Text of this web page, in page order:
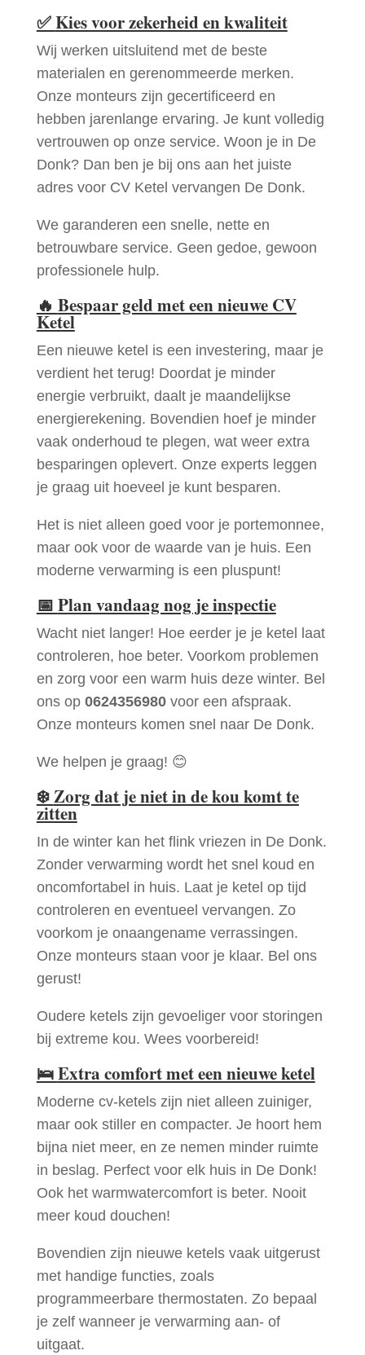
✅Kies voor zekerheid en kwaliteit
Wij werken uitsluitend met de beste
materialen en gerenommeerde merken.
Onze monteurs zijn gecertificeerd en
hebben jarenlange ervaring. Je kunt volledig
vertrouwen op onze service. Woon je in De
Donk? Dan ben je bij ons aan het juiste
adres voor CV Ketel vervangen De Donk.
We garanderen een snelle, nette en
betrouwbare service. Geen gedoe, gewoon
professionele hulp.
🔥 Bespaar geld met een nieuwe CV
Ketel
Een nieuwe ketel is een investering, maar je
verdient het terug! Doordat je minder
energie verbruikt, daalt je maandelijkse
energierekening. Bovendien hoef je minder
vaak onderhoud te plegen, wat weer extra
besparingen oplevert. Onze experts leggen
je graag uit hoeveel je kunt besparen.
Het is niet alleen goed voor je portemonnee,
maar ook voor de waarde van je huis. Een
moderne verwarming is een pluspunt!
📅 Plan vandaag nog je inspectie
Wacht niet langer! Hoe eerder je je ketel laat
controleren, hoe beter. Voorkom problemen
en zorg voor een warm huis deze winter. Bel
ons op 0624356980voor een afspraak.
Onze monteurs komen snel naar De Donk.
We helpen je graag! 😊
❄️Zorg dat je niet in de kou komt te
zitten
In de winter kan het flink vriezen in De Donk.
Zonder verwarming wordt het snel koud en
oncomfortabel in huis. Laat je ketel op tijd
controleren en eventueel vervangen. Zo
voorkom je onaangename verrassingen.
Onze monteurs staan voor je klaar. Bel ons
gerust!
Oudere ketels zijn gevoeliger voor storingen
bij extreme kou. Wees voorbereid!
🛌Extra comfort met een nieuwe ketel
Moderne cv-ketels zijn niet alleen zuiniger,
maar ook stiller en compacter. Je hoort hem
bijna niet meer, en ze nemen minder ruimte
in beslag. Perfect voor elk huis in De Donk!
Ook het warmwatercomfort is beter. Nooit
meer koud douchen!
Bovendien zijn nieuwe ketels vaak uitgerust
met handige functies, zoals
programmeerbare thermostaten. Zo bepaal
je zelf wanneer je verwarming aan- of
uitgaat.